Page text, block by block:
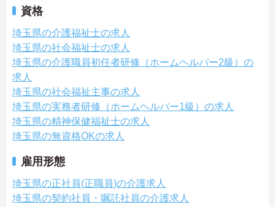
資格
埼玉県の介護福祉士の求人
埼玉県の社会福祉士の求人
埼玉県の介護職員初任者研修（ホームヘルパー2級）の
求人
埼玉県の社会福祉主事の求人
埼玉県の実務者研修（ホームヘルパー1級）の求人
埼玉県の精神保健福祉士の求人
埼玉県の無資格OKの求人
雇用形態
埼玉県の正社員(正職員)の介護求人
埼玉県の契約社員・嘱託社員の介護求人